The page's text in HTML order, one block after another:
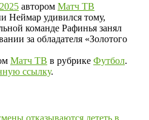
автором Матч ТВ
Неймар удивился тому,
команде Рафинья занял
за обладателя «Золотого
Матч ТВ в рубрике Футбол.
ссылку.